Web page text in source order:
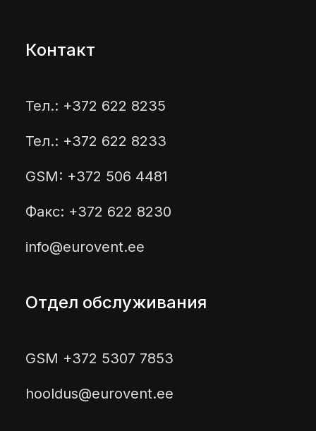
Контакт
Тел.: +372 622 8235
Тел.: +372 622 8233
GSM: +372 506 4481
Факс: +372 622 8230
info@eurovent.ee
Отдел обслуживания
GSM +372 5307 7853
hooldus@eurovent.ee